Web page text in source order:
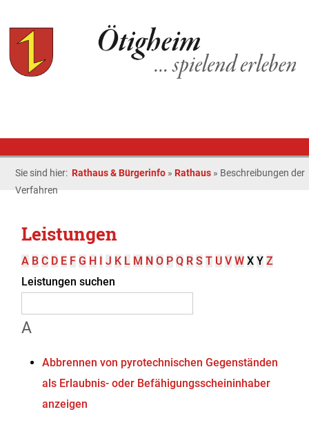
Sie sind hier: Rathaus & Bürgerinfo » Rathaus » Beschreibungen der
Verfahren
Leistungen
A B C D E F G H I J K L M N O P Q R S T U V W X Y Z
Leistungen suchen
A
Abbrennen von pyrotechnischen Gegenständen
als Erlaubnis- oder Befähigungsscheininhaber
anzeigen